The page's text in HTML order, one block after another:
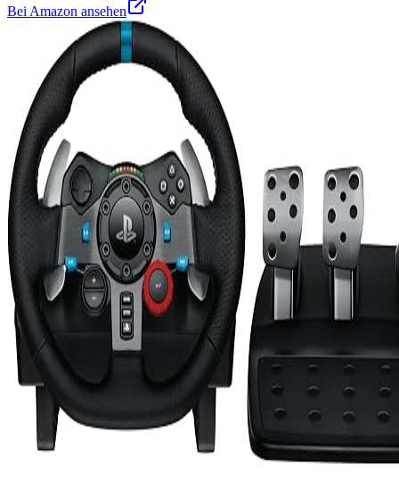
Bei Amazon ansehen